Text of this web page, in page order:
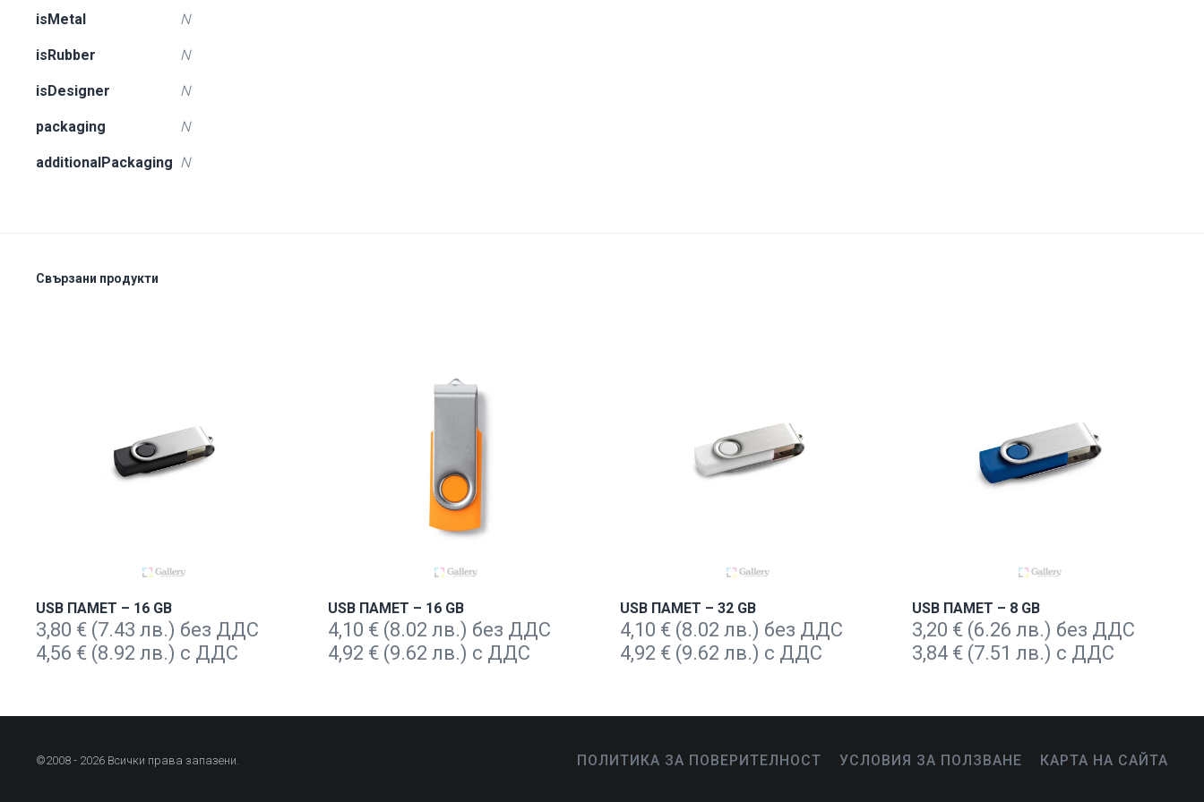
isMetal N
isRubber N
isDesigner N
packaging N
additionalPackaging N
Свързани продукти
USB ПАМЕТ – 16 GB
3,80 € (7.43 лв.) без ДДС
4,56 € (8.92 лв.) с ДДС
USB ПАМЕТ – 16 GB
4,10 € (8.02 лв.) без ДДС
4,92 € (9.62 лв.) с ДДС
USB ПАМЕТ – 32 GB
4,10 € (8.02 лв.) без ДДС
4,92 € (9.62 лв.) с ДДС
USB ПАМЕТ – 8 GB
3,20 € (6.26 лв.) без ДДС
3,84 € (7.51 лв.) с ДДС
©2008 - 2026 Всички права запазени. ПОЛИТИКА ЗА ПОВЕРИТЕЛНОСТ УСЛОВИЯ ЗА ПОЛЗВАНЕ КАРТА НА САЙТА